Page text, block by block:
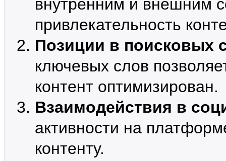
внутренним и внешним
привлекательность
Позиции в поисковых
ключевых слов
контент оптимизирован.
Взаимодействия в
активности на
контенту.